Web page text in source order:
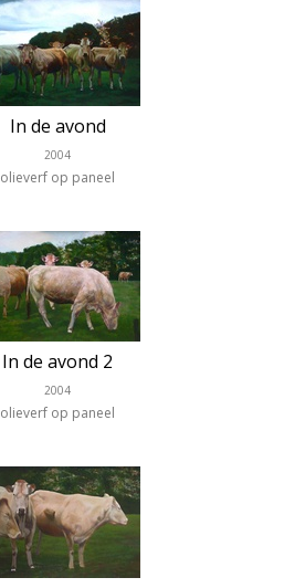
In de avond
2004
olieverf op paneel
In de avond 2
2004
olieverf op paneel